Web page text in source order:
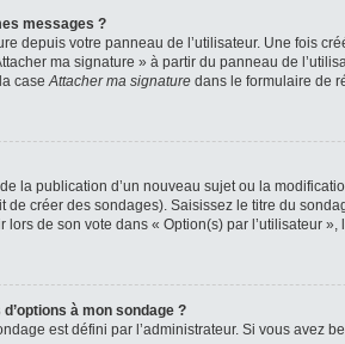
messages ?
depuis votre panneau de l’utilisateur. Une fois
ma signature » à partir du panneau de
caseAttacher ma signature dans le formulaire de
la publication d’un nouveau sujet ou la
de créer des sondages). Saisissez le titre du
lors de son vote dans « Option(s) par l’utilisateur
à mon sondage ?
est défini par l’administrateur. Si vous avez